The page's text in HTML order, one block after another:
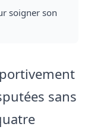
soigner son
sans